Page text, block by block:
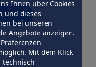
Ihnen über Cookies
und dieses
bei unseren
Angebote anzeigen.
Mit dem Klick
technisch